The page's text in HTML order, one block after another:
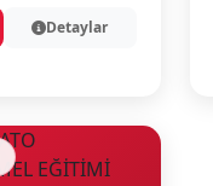
Detaylar